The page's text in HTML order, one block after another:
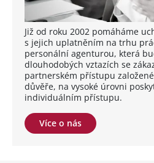
Již od roku 2002 pomáháme
s jejich uplatněním na trhu
personální agenturou, která
dlouhodobých vztazích se
partnerském přístupu
důvěře, na vysoké úrovni
individuálním přístupu.
Více o nás